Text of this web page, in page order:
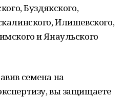
Буздякского,
Илишевского,
и Янаульского
семена на
вы защищаете